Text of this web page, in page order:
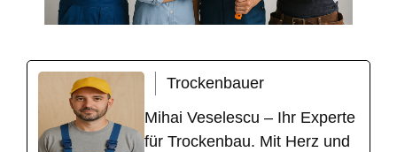
Trockenbauer
Mihai Veselescu – Ihr Experte
für Trockenbau. Mit Herz und